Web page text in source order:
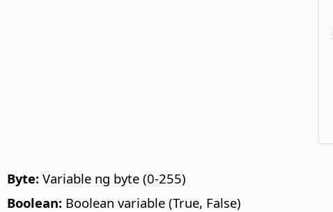
Byte: Variable ng byte (0-255)
Boolean: Boolean variable (True, False)